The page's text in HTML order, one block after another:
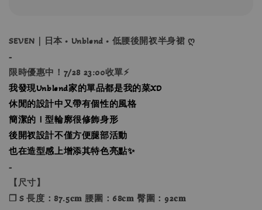
SEVEN｜日本 • Unblend • 低腰後開衩半身裙 ღ
-
限時優惠中！7/28 23:00收單⚡
我發現Unblend家的單品都是我的菜XD
休閒的設計中又帶有個性的風格
簡潔的Ｉ型輪廓很修飾身形
後開衩設計不僅方便腿部活動
也在造型感上增添其特色亮點✨
-
【尺寸】
❐ S 長度：87.5𝐜𝐦 腰圍：68𝐜𝐦 臀圍：92𝐜𝐦